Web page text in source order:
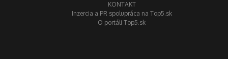
KONTAKT
Inzercia a PR spolupráca na Top5.sk
O portáli Top5.sk